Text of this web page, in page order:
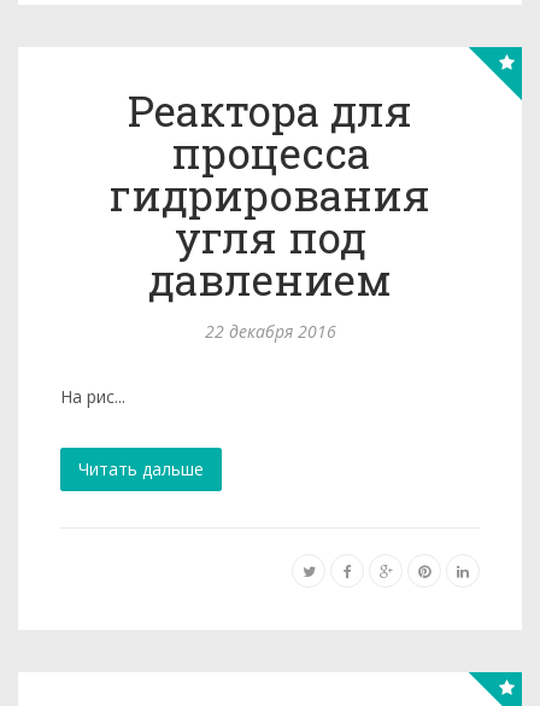
Реактора для
процесса
гидрирования
угля под
давлением
22 декабря 2016
На рис...
Читать дальше